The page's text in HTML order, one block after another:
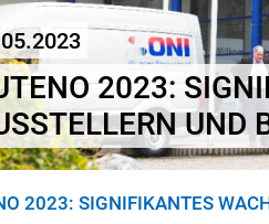
2023:
UND
2023: SIGNIFIKANTES